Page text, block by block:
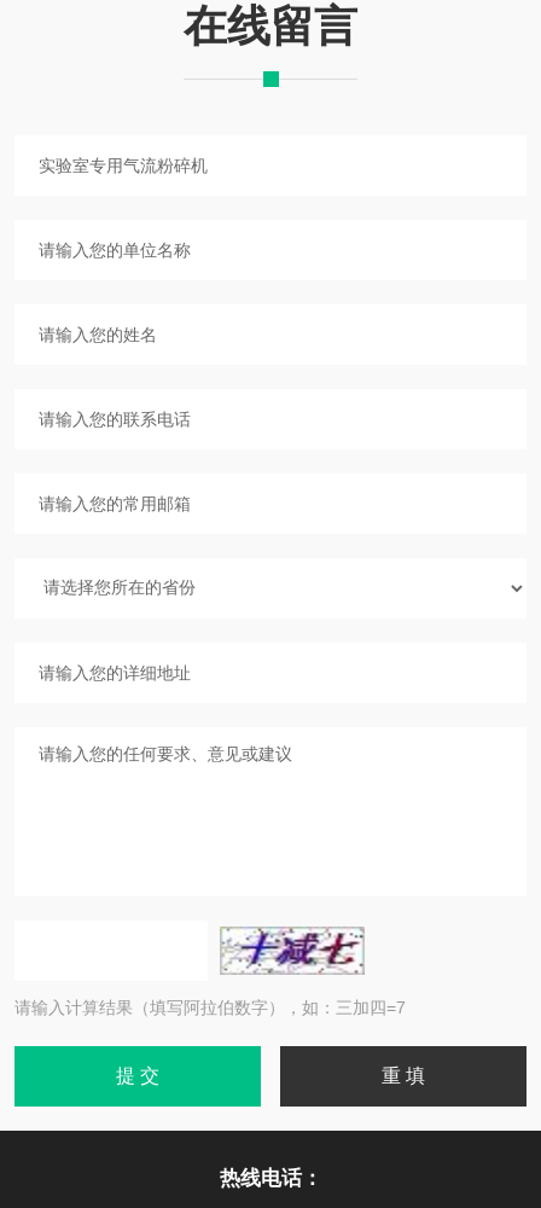
在线留言
请输入计算结果（填写阿拉伯数字），如：三加四=7
热线电话：